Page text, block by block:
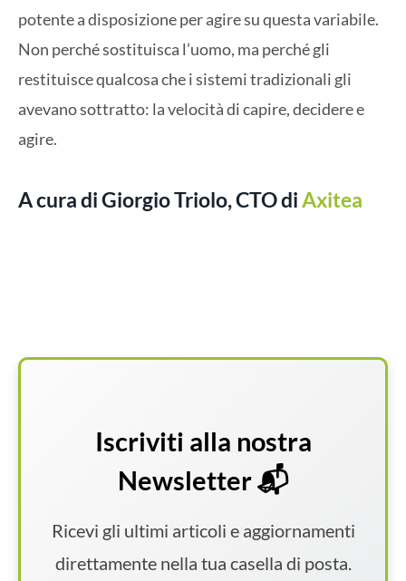
potente a disposizione per agire su questa variabile.
Non perché sostituisca l’uomo, ma perché gli
restituisce qualcosa che i sistemi tradizionali gli
avevano sottratto: la velocità di capire, decidere e
agire.
A cura di Giorgio Triolo, CTO diAxitea
Iscriviti alla nostra
Newsletter 📬
Ricevi gli ultimi articoli e aggiornamenti
direttamente nella tua casella di posta.